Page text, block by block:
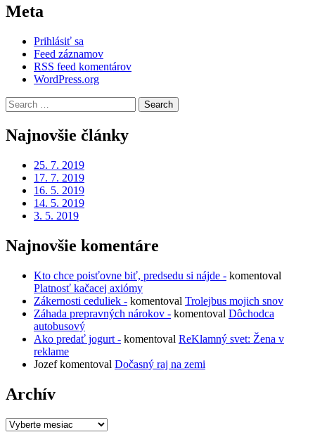
Meta
Prihlásiť sa
Feed záznamov
RSS feed komentárov
WordPress.org
Search
for:
Najnovšie články
25. 7. 2019
17. 7. 2019
16. 5. 2019
14. 5. 2019
3. 5. 2019
Najnovšie komentáre
Kto chce poisťovne biť, predsedu si nájde - komentoval
Platnosť kačacej axiómy
Zákernosti ceduliek - komentoval Trolejbus mojich snov
Záhada prepravných nárokov - komentoval Dôchodca
autobusový
Ako predať jogurt - komentoval ReKlamný svet: Žena v
reklame
Jozefkomentoval Dočasný raj na zemi
Archív
Archív